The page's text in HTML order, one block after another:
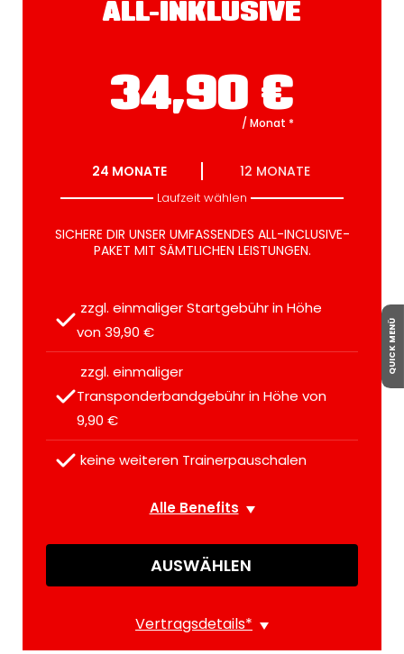
ALL-INKLUSIVE
34,90 €
/ Monat *
24 MONATE 12 MONATE
Laufzeit wählen
SICHERE DIR UNSER UMFASSENDES ALL-INCLUSIVE-
PAKET MIT SÄMTLICHEN LEISTUNGEN.
von 39,90 €
Transponderbandgebühr in Höhe von
9,90 €
keine weiteren Trainerpauschalen
Alle Benefits
AUSWÄHLEN
Vertragsdetails*
QUICK MENÜ